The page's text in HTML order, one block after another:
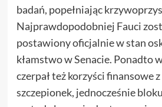
badań, popełniając
Najprawdopodobniej Fauci
postawiony oficjalnie w stan
kłamstwo w Senacie. Ponadto
czerpał też korzyści finansowe
szczepionek, jednocześnie